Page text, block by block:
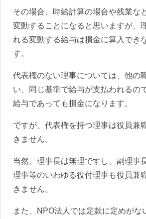
その場合、時給計算の場合や残業な
変動することになると思いますが、
れる変動する給与は損金に算入でき
す。
代表権のない理事については、他の
い、同じ基準で給与が支払われるの
給与であっても損金になります。
ですが、代表権を持つ理事は役員兼
きません。
当然、理事長は無理ですし、副理事
理事等のいわゆる役付理事も役員兼
きません。
また、NPO法人では定款に定めがな